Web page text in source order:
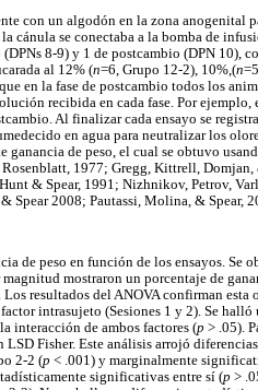
con un algodón en la zona
cánula se conectaba a la bomba de
8-9) y 1 de postcambio (DPN 10),
al 12% (n=6, Grupo 12-2), 10%,(n
en la fase de postcambio todos los
recibida en cada fase. Por
Al finalizar cada ensayo se
en agua para neutralizar los
ganancia de peso, el cual se obtuvo
1977; Gregg, Kittrell,
& Spear, 1991; Nizhnikov, Petrov,
Spear 2008; Pautassi, Molina, & Spear,
de peso en función de los ensayos. Se
mostraron un porcentaje de
resultados del ANOVA confirman esta
intrasujeto (Sesiones 1 y 2). Se halló
interacción de ambos factores (p > .05).
LSD Fisher. Este análisis arrojó
2-2 (p < .001) y marginalmente
significativas entre sí (p >